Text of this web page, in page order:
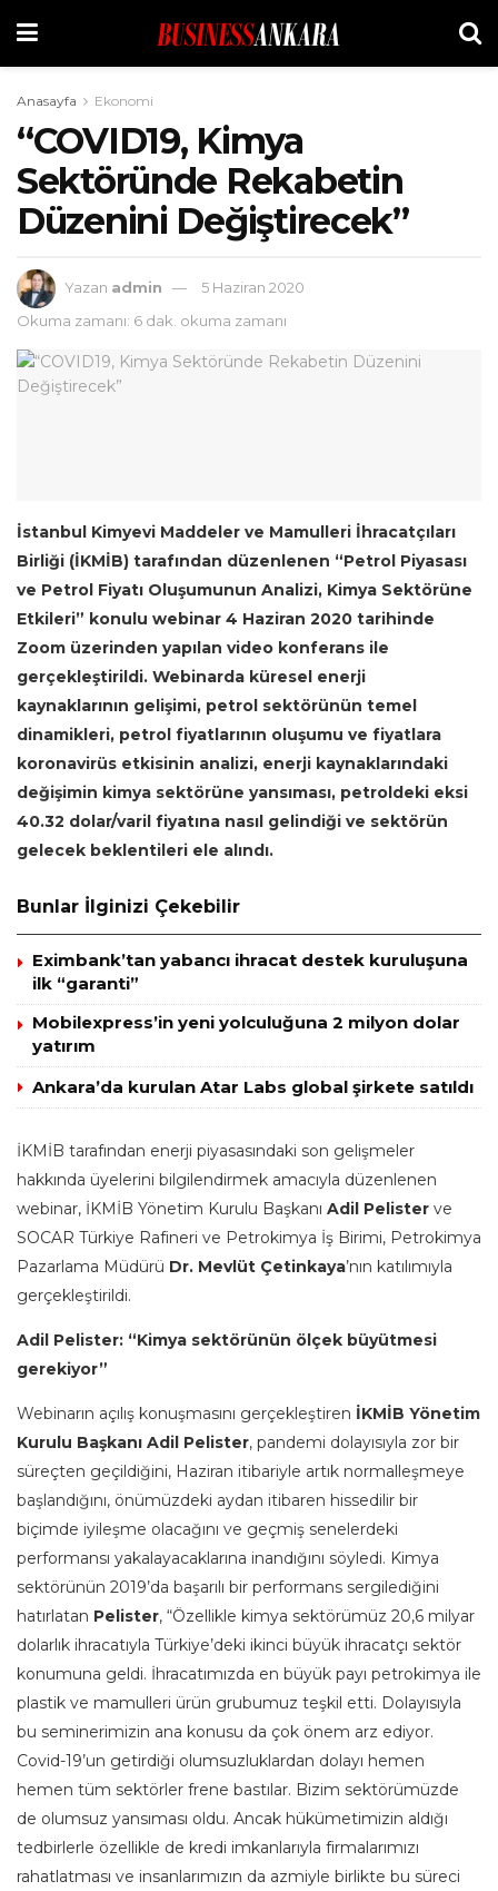
Anasayfa Ekonomi
“COVID19, Kimya
Sektöründe Rekabetin
Düzenini Değiştirecek”
Yazan admin
5 Haziran 2020
Okuma zamanı: 6 dak. okuma zamanı
İstanbul Kimyevi Maddeler ve Mamulleri İhracatçıları
Birliği (İKMİB) tarafından düzenlenen “Petrol Piyasası
ve Petrol Fiyatı Oluşumunun Analizi, Kimya Sektörüne
Etkileri” konulu webinar 4 Haziran 2020 tarihinde
Zoom üzerinden yapılan video konferans ile
gerçekleştirildi. Webinarda küresel enerji
kaynaklarının gelişimi, petrol sektörünün temel
dinamikleri, petrol fiyatlarının oluşumu ve fiyatlara
koronavirüs etkisinin analizi, enerji kaynaklarındaki
değişimin kimya sektörüne yansıması, petroldeki eksi
40.32 dolar/varil fiyatına nasıl gelindiği ve sektörün
gelecek beklentileri ele alındı.
Bunlar İlginizi Çekebilir
Eximbank’tan yabancı ihracat destek kuruluşuna
ilk “garanti”
Mobilexpress’in yeni yolculuğuna 2 milyon dolar
yatırım
Ankara’da kurulan Atar Labs global şirkete satıldı
İKMİB tarafından enerji piyasasındaki son gelişmeler
hakkında üyelerini bilgilendirmek amacıyla düzenlenen
webinar, İKMİB Yönetim Kurulu Başkanı Adil Pelister ve
SOCAR Türkiye Rafineri ve Petrokimya İş Birimi, Petrokimya
Pazarlama Müdürü Dr. Mevlüt Çetinkaya’nın katılımıyla
gerçekleştirildi.
Adil Pelister: “Kimya sektörünün ölçek büyütmesi
gerekiyor”
Webinarın açılış konuşmasını gerçekleştiren İKMİB Yönetim
Kurulu Başkanı Adil Pelister, pandemi dolayısıyla zor bir
süreçten geçildiğini, Haziran itibariyle artık normalleşmeye
başlandığını, önümüzdeki aydan itibaren hissedilir bir
biçimde iyileşme olacağını ve geçmiş senelerdeki
performansı yakalayacaklarına inandığını söyledi. Kimya
sektörünün 2019’da başarılı bir performans sergilediğini
hatırlatan Pelister, “Özellikle kimya sektörümüz 20,6 milyar
dolarlık ihracatıyla Türkiye’deki ikinci büyük ihracatçı sektör
konumuna geldi. İhracatımızda en büyük payı petrokimya ile
plastik ve mamulleri ürün grubumuz teşkil etti. Dolayısıyla
bu seminerimizin ana konusu da çok önem arz ediyor.
Covid-19’un getirdiği olumsuzluklardan dolayı hemen
hemen tüm sektörler frene bastılar. Bizim sektörümüzde
de olumsuz yansıması oldu. Ancak hükümetimizin aldığı
tedbirlerle özellikle de kredi imkanlarıyla firmalarımızı
rahatlatması ve insanlarımızın da azmiyle birlikte bu süreci